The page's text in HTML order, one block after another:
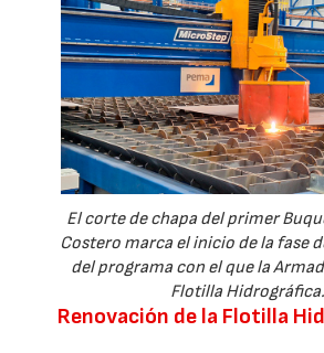
El corte de chapa del primer
Costero marca el inicio de la fase
del programa con el que la
Flotilla Hidrográfica.
Renovación de la Flotilla